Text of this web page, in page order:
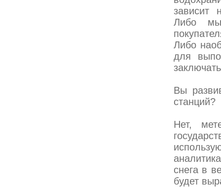
зависит
Либо мы
Либо
для
Вы
станций?
Нет,
снега в
будет